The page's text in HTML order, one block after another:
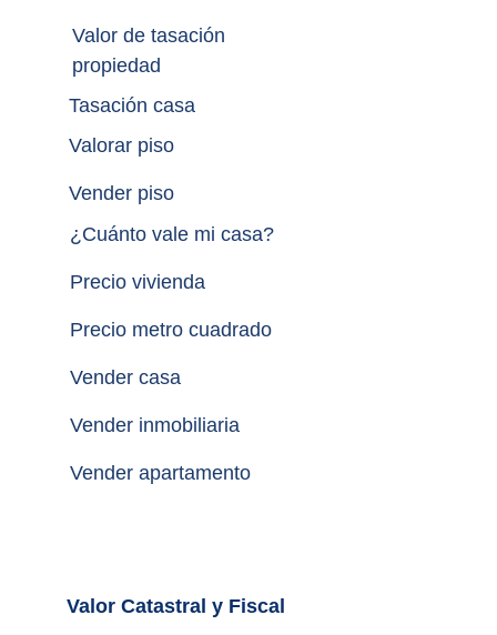
Valor de tasación
propiedad
Tasación casa
Valorar piso
¿Cuánto vale mi casa?
Precio vivienda
Precio metro cuadrado
Vender casa
Vender inmobiliaria
Vender apartamento
Vender piso